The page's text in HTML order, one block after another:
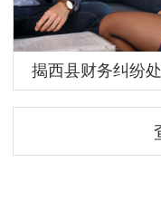
揭西县财务纠纷